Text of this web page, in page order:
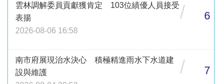
雲林調解委員貢獻獲肯定 103位績優人員接受
表揚
2026-08-06 16:58
/ 6
南市府展現治水決心 積極精進雨水下水道建
設與維護
/ 7